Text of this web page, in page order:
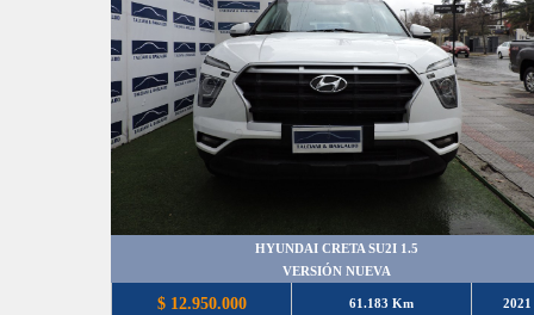
HYUNDAI CRETA SU2I 1.5
VERSIÓN NUEVA
$ 12.950.000 61.183 Km 2021